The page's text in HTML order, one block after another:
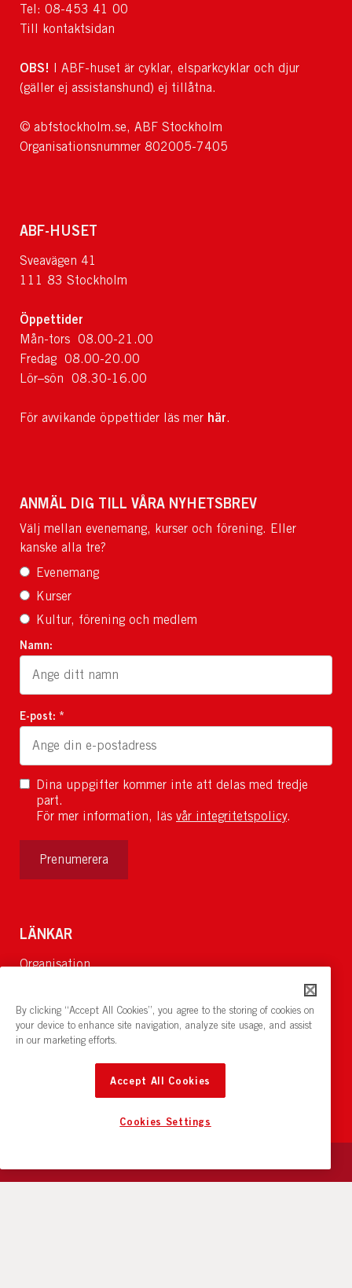
Tel: 08-453 41 00
Till kontaktsidan
OBS! I ABF-huset är cyklar, elsparkcyklar och djur
(gäller ej assistanshund) ej tillåtna.
© abfstockholm.se, ABF Stockholm
Organisationsnummer 802005-7405
ABF-HUSET
Sveavägen 41
111 83 Stockholm
Öppettider
Mån-tors 08.00-21.00
Fredag 08.00-20.00
Lör–sön 08.30-16.00
För avvikande öppettider läs mer här.
ANMÄL DIG TILL VÅRA NYHETSBREV
Välj mellan evenemang, kurser och förening. Eller
kanske alla tre?
Evenemang
Kurser
Kultur, förening och medlem
Namn:
E-post: *
Dina uppgifter kommer inte att delas med tredje
part.
För mer information, läs vår integritetspolicy.
Prenumerera
LÄNKAR
Organisation
Lediga jobb
Nyheter och pressrum
Restaurang och konferens: cirkelnstockholm.se
By clicking “Accept All Cookies”, you agree to the storing of cookies on
your device to enhance site navigation, analyze site usage, and assist
in our marketing efforts.
Accept All Cookies
Cookies Settings